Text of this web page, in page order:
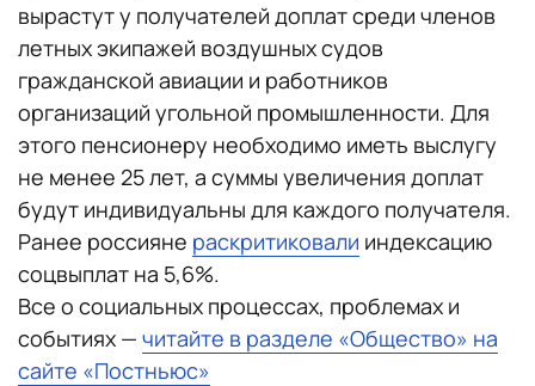
вырастут у получателей доплат среди членов
летных экипажей воздушных судов
гражданской авиации и работников
организаций угольной промышленности. Для
этого пенсионеру необходимо иметь выслугу
не менее 25 лет, а суммы увеличения доплат
будут индивидуальны для каждого получателя.
Ранее россияне раскритиковали индексацию
соцвыплат на 5,6%.
Все о социальных процессах, проблемах и
событиях — читайте в разделе «Общество» на
сайте «Постньюс»